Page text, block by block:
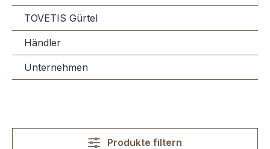
TOVETIS Gürtel
Händler
Unternehmen
Produkte filtern